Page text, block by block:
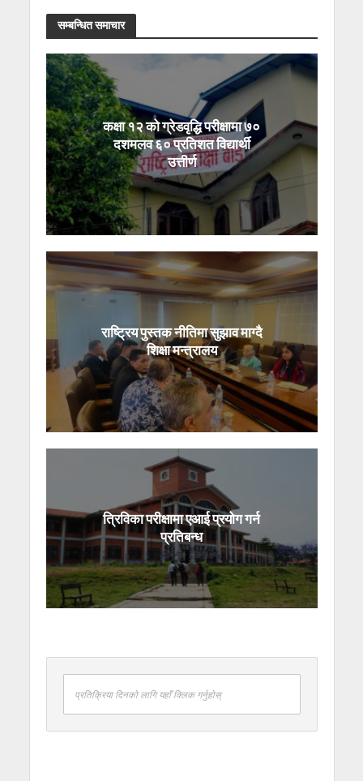
सम्बन्धित समाचार
कक्षा १२ को ग्रेडवृद्धि परीक्षामा ७०
दशमलव ६० प्रतिशत विद्यार्थी
उत्तीर्ण
राष्ट्रिय पुस्तक नीतिमा सुझाव माग्दै
शिक्षा मन्त्रालय
त्रिविका परीक्षामा एआई प्रयोग गर्न
प्रतिबन्ध
प्रतिक्रिया दिनको लागि यहाँ क्लिक गर्नुहोस्